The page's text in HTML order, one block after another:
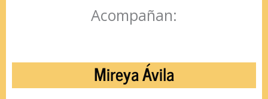
Acompañan:
Mireya Ávila